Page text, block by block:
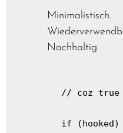
Minimalistisch.
Nachhaltig.
// coz
if